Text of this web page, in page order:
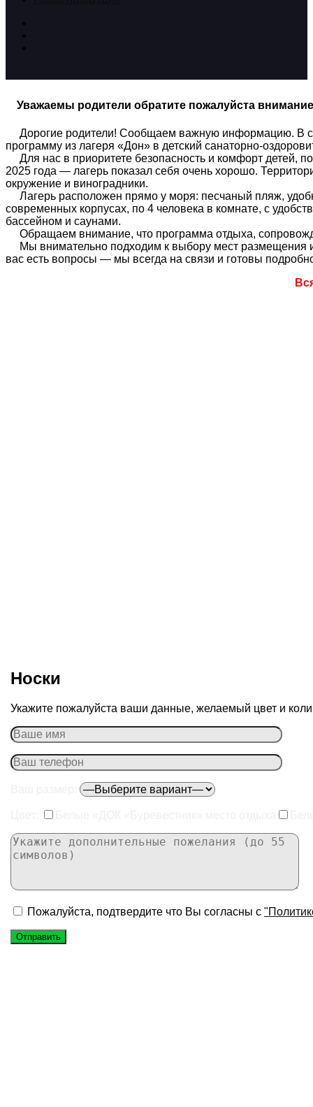
Уважаемы родители обратите пожалуйста внимание
Дорогие родители! Сообщаем важную информацию. В
программу из лагеря «Дон» в детский санаторно-
Для нас в приоритете безопасность и комфорт детей,
2025 года — лагерь показал себя очень хорошо.
окружение и виноградники.
Лагерь расположен прямо у моря: песчаный пляж,
современных корпусах, по 4 человека в комнате, с
бассейном и саунами.
Обращаем внимание, что программа отдыха,
Мы внимательно подходим к выбору мест размещения
вас есть вопросы — мы всегда на связи и готовы
Носки
Укажите пожалуйста ваши данные, желаемый цвет и
Пожалуйста, подтвердите что Вы согласны с